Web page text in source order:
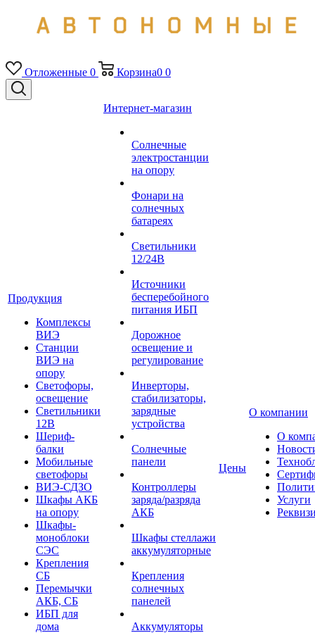
Отложенные 0 Корзина0 0
Продукция
Комплексы
ВИЭ
Станции
ВИЭ на
опору
Светофоры,
освещение
Светильники
12В
Шериф-
балки
Мобильные
светофоры
ВИЭ-СДЗО
Шкафы АКБ
на опору
Шкафы-
моноблоки
СЭС
Крепления
СБ
Перемычки
АКБ, СБ
ИБП для
дома
Интернет-магазин
Солнечные
электростанции
на опору
Фонари на
солнечных
батареях
Светильники
12/24В
Источники
бесперебойного
питания ИБП
Дорожное
освещение и
регулирование
Инверторы,
стабилизаторы,
зарядные
устройства
Солнечные
панели
Контроллеры
заряда/разряда
АКБ
Шкафы стеллажи
аккумуляторные
Крепления
солнечных
панелей
Аккумуляторы
Цены
О компании
О
Услуги